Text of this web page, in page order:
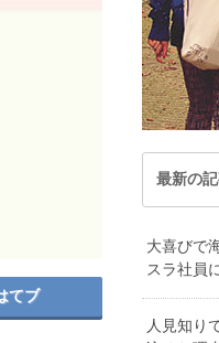
韓国
オースト
ニュージ
ルの留学費用はい
ガポールの天候で
てブ
最新の
大喜びで
スラ社員
人見知り